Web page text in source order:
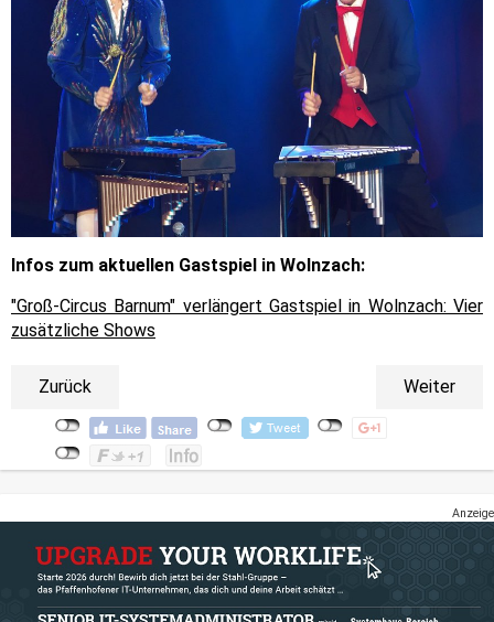
Infos zum aktuellen Gastspiel in Wolnzach:
"Groß-Circus Barnum" verlängert Gastspiel in Wolnzach: Vier
zusätzliche Shows
Zurück Weiter
Anzeige